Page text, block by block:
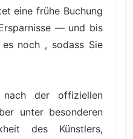
eine frühe Buchung
— und bis
noch , sodass Sie
der offiziellen
unter besonderen
des Künstlers,